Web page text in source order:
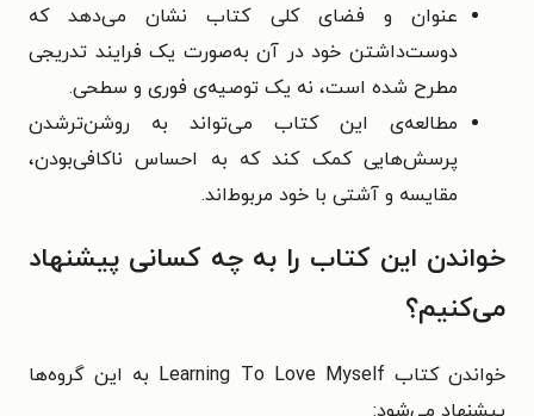
عنوان و فضای کلی کتاب نشان می‌دهد که
دوست‌داشتن خود در آن به‌صورت یک فرایند تدریجی
مطرح شده است، نه یک توصیه‌ی فوری و سطحی.
مطالعه‌ی این کتاب می‌تواند به روشن‌ترشدن
پرسش‌هایی کمک کند که به احساس ناکافی‌بودن،
مقایسه و آشتی با خود مربوط‌اند.
خواندن این کتاب را به چه کسانی پیشنهاد
می‌کنیم؟
خواندن کتاب Learning To Love Myself به این گروه‌ها
پیشنهاد می‌شود: